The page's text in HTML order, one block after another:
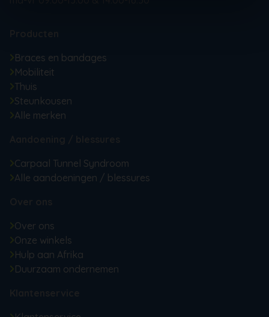
Braces en bandages
Mobiliteit
Thuis
Steunkousen
Alle merken
Carpaal Tunnel Syndroom
Alle aandoeningen / blessures
Over ons
Onze winkels
Hulp aan Afrika
Duurzaam ondernemen